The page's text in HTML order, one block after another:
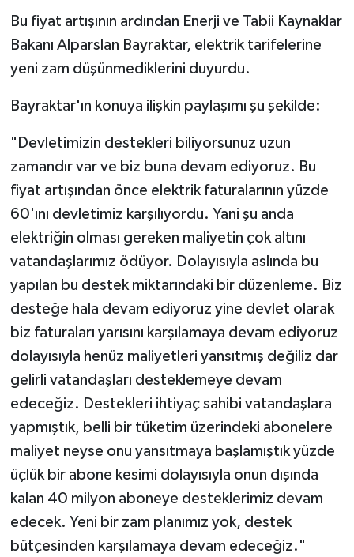
Bu fiyat artışının ardından Enerji ve Tabii Kaynaklar
Bakanı Alparslan Bayraktar, elektrik tarifelerine
yeni zam düşünmediklerini duyurdu.
Bayraktar'ın konuya ilişkin paylaşımı şu şekilde:
"Devletimizin destekleri biliyorsunuz uzun
zamandır var ve biz buna devam ediyoruz. Bu
fiyat artışından önce elektrik faturalarının yüzde
60'ını devletimiz karşılıyordu. Yani şu anda
elektriğin olması gereken maliyetin çok altını
vatandaşlarımız ödüyor. Dolayısıyla aslında bu
yapılan bu destek miktarındaki bir düzenleme. Biz
desteğe hala devam ediyoruz yine devlet olarak
biz faturaları yarısını karşılamaya devam ediyoruz
dolayısıyla henüz maliyetleri yansıtmış değiliz dar
gelirli vatandaşları desteklemeye devam
edeceğiz. Destekleri ihtiyaç sahibi vatandaşlara
yapmıştık, belli bir tüketim üzerindeki abonelere
maliyet neyse onu yansıtmaya başlamıştık yüzde
üçlük bir abone kesimi dolayısıyla onun dışında
kalan 40 milyon aboneye desteklerimiz devam
edecek. Yeni bir zam planımız yok, destek
bütçesinden karşılamaya devam edeceğiz."